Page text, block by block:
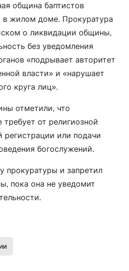
община баптистов
в жилом доме. Прокуратура
о ликвидации общины,
без уведомления
«подрывает авторитет
власти» и «нарушает
круга лиц».
отметили, что
требует от религиозной
регистрации или подачи
богослужений.
прокуратуры и запретил
пока она не уведомит